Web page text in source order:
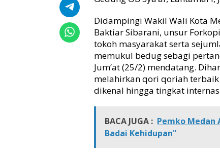
y
a
s
u
t
i
o
n
H
a
p
Didampingi Wakil Wali Kota
Baktiar Sibarani, unsur
tokoh masyarakat serta
memukul bedug sebagi
Jum’at (25/2) mendatang.
melahirkan qori qoriah
dikenal hingga tingkat
BACA JUGA : Pemko Medan
Badai Kehidupan"